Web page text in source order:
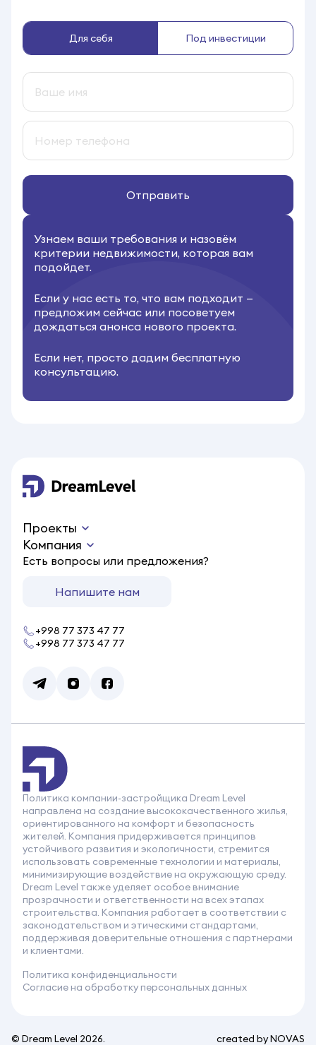
Для себя Под инвестиции
Отправить
Узнаем ваши требования и назовём
критерии недвижимости, которая вам
подойдет.
Если у нас есть то, что вам подходит —
предложим сейчас или посоветуем
дождаться анонса нового проекта.
Если нет, просто дадим бесплатную
консультацию.
Есть вопросы или предложения?
Напишите нам
+998 77 373 47 77
+998 77 373 47 77
Проекты
Компания
Политика компании-застройщика Dream Level
направлена на создание высококачественного жилья,
ориентированного на комфорт и безопасность
жителей. Компания придерживается принципов
устойчивого развития и экологичности, стремится
использовать современные технологии и материалы,
минимизирующие воздействие на окружающую среду.
Dream Level также уделяет особое внимание
прозрачности и ответственности на всех этапах
строительства. Компания работает в соответствии с
законодательством и этическими стандартами,
поддерживая доверительные отношения с партнерами
и клиентами.
Политика конфиденциальности
Согласие на обработку персональных данных
© Dream Level 2026. created byNOVAS